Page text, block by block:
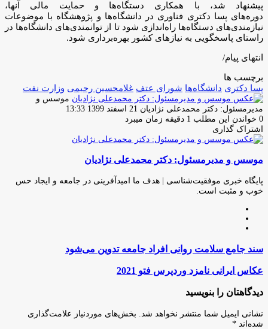
پیشنهاد شد، با همکاری دستگاه‌ها و حمایت مالی آنها،
دوره‌های پسا دکتری فناوری در دانشگاه‌ها و پژوهشگاه با موضوعات
نیازمندی‌های دستگاه‌ها راه‌اندازی شود تا از توانمندی‌های دانشگاه‌ها در
راستای پاسخگویی به نیازهای کشور بهره‌برداری شود.
انتهای پیام/
برچسب ها
پسا دکتری دانشگاه‌ها شورای عتف غلامحسین رحیمی وزارت نفت
موسس و
مدیرمسئول: دکتر محمدعلی نژادیان ارسال
ایمیل
21 اسفند 1399 13:33
0 خواندن این مطلب 1 دقیقه زمان میبرد
اشتراک گذاری
فیس
توئیتر
لینکدین
واتس
تلگرام
اشتراک
از
ایمیل
چاپ
موسس و مدیرمسئول: دکتر محمدعلی نژادیان
پایگاه خبری موفقیت‌شناسی | هدف ما امیدآفرینی در جامعه و ایجاد حس
خوب و مثبت است.
سند
سلامت
روانی
افراد
جامعه
تدوین
می‌شود
سند جامع سلامت روانی افراد جامعه تدوین می‌شود
عکاس
نامزد
فتو
2021
عکاس ایرانی نامزد وردپرس فتو 2021
دیدگاهتان را بنویسید
نشانی ایمیل شما منتشر نخواهد شد.
بخش‌های موردنیاز علامت‌گذاری
شده‌اند *